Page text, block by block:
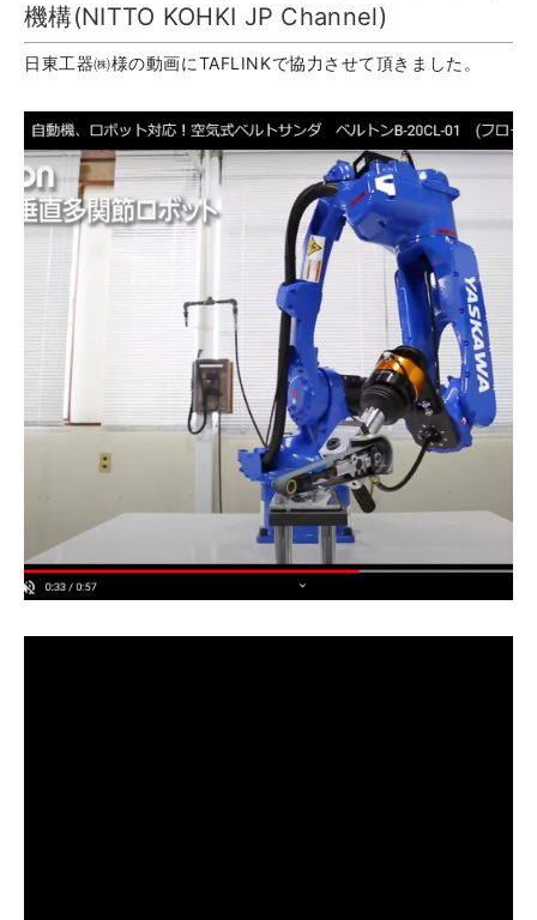
機構(NITTO KOHKI JP Channel)
日東工器㈱様の動画にTAFLINKで協力させて頂きました。